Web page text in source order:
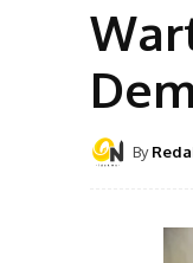
By